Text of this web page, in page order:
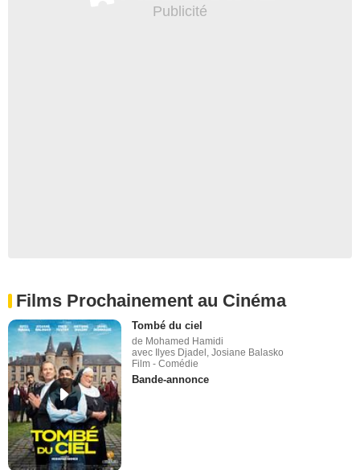
Films Prochainement au Cinéma
Tombé du ciel
de Mohamed Hamidi
avec Ilyes Djadel, Josiane Balasko
Film - Comédie
Bande-annonce